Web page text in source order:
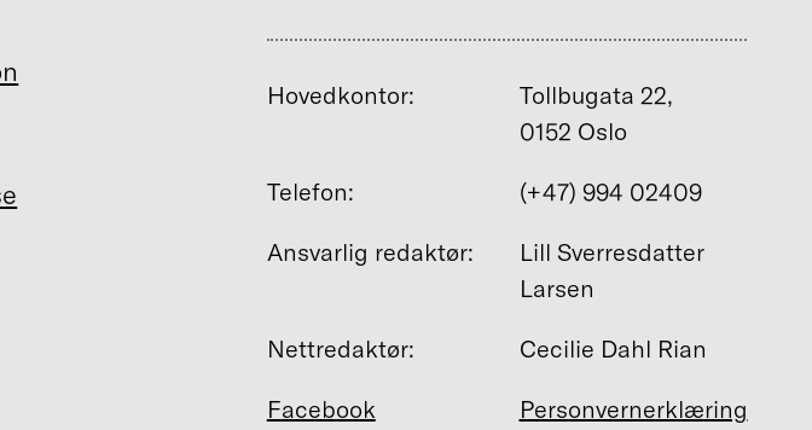
Hovedkontor:
Tollbugata 22,
0152 Oslo
Telefon:
(+47) 994 02409
Ansvarlig redaktør:
Lill Sverresdatter
Larsen
Nettredaktør:
Cecilie Dahl Rian
Facebook
Personvernerklæring